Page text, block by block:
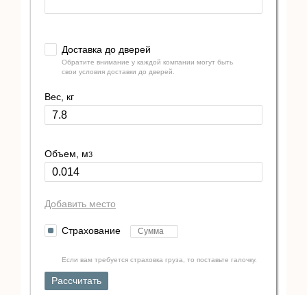
Доставка до дверей
Обратите внимание у каждой компании могут быть
свои условия доставки до дверей.
Вес, кг
Объем, м3
Добавить место
Страхование
Если вам требуется страховка груза, то поставьте галочку.
Рассчитать